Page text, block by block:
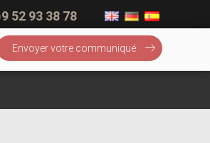
52 93 38 78
Envoyer votre communiqué